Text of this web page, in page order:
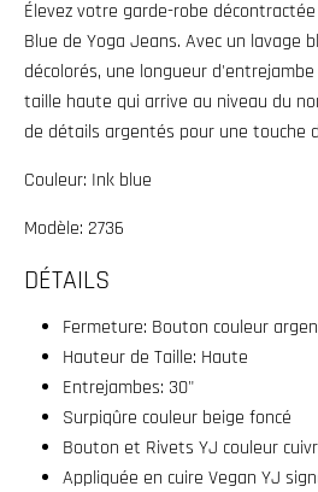
w
n
_
l
a
e
l
Élevez votre garde-robe
Blue de Yoga Jeans. Avec un lavage
décolorés, une longueur
taille haute qui arrive au niveau du
de détails argentés pour une touche
Couleur: Ink blue
Modèle: 2736
DÉTAILS
Fermeture: Bouton couleur
Hauteur de Taille: Haute
Entrejambes: 30"
Surpiqûre couleur beige foncé
Bouton et Rivets YJ couleur
Appliquée en cuire Vegan YJ